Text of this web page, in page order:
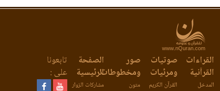
www.nQuran.com
القراءات
القرآنية
المدخل
صوتيات
ومرئيات
القرآن الكريم
صور
ومخطوطات
متون
الصفحة
الرئيسية
مشاركات الزوار
تابعونا
على :